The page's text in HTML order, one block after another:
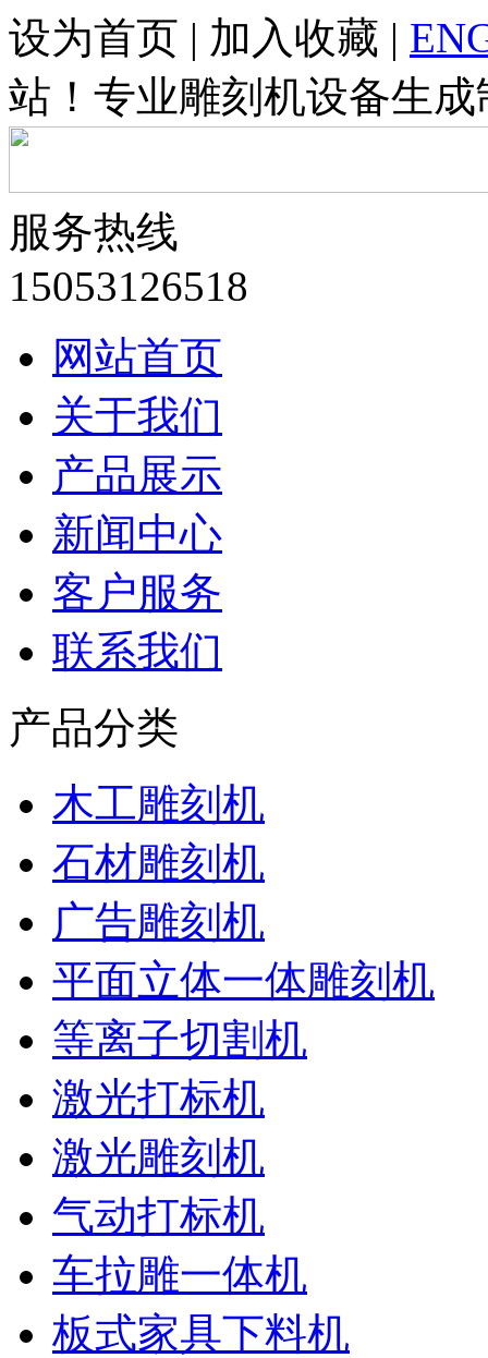
设为首页 | 加入收藏 |
站！专业雕刻机设备生
服务热线
15053126518
网站首页
关于我们
产品展示
新闻中心
客户服务
联系我们
产品分类
木工雕刻机
石材雕刻机
广告雕刻机
平面立体一体雕刻机
等离子切割机
激光打标机
激光雕刻机
气动打标机
车拉雕一体机
板式家具下料机